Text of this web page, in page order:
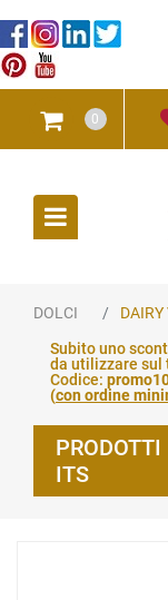
0
DOLCI
Subito uno
da utilizzare sul
Codice:
(con ordine
PRODOTTI
ITS